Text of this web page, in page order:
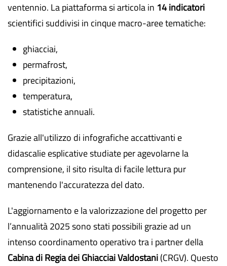
ventennio. La piattaforma si articola in 14 indicatori
scientifici suddivisi in cinque macro-aree tematiche:
ghiacciai,
permafrost,
precipitazioni,
temperatura,
statistiche annuali.
Grazie all'utilizzo di infografiche accattivanti e
didascalie esplicative studiate per agevolarne la
comprensione, il sito risulta di facile lettura pur
mantenendo l'accuratezza del dato.
L'aggiornamento e la valorizzazione del progetto per
l’annualità 2025 sono stati possibili grazie ad un
intenso coordinamento operativo tra i partner della
Cabina di Regia dei Ghiacciai Valdostani(CRGV). Questo